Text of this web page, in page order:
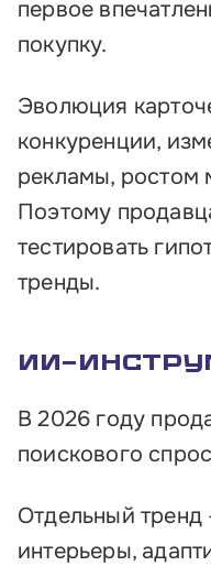
первое
покупку.
Эволюция
конкуренции,
рекламы, ростом
Поэтому
тестировать
тренды.
ИИ-
В 2026 году
поискового
Отдельный
интерьеры,